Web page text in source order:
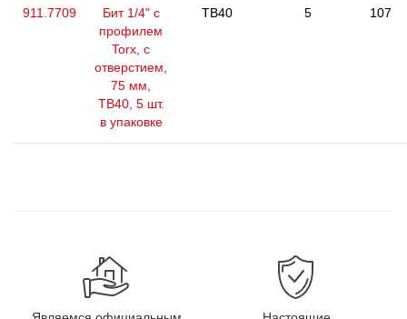
911.7709
Бит 1/4" с
профилем
Torx, с
отверстием,
75 мм,
ТВ40, 5 шт.
в упаковке
TB40 5 107